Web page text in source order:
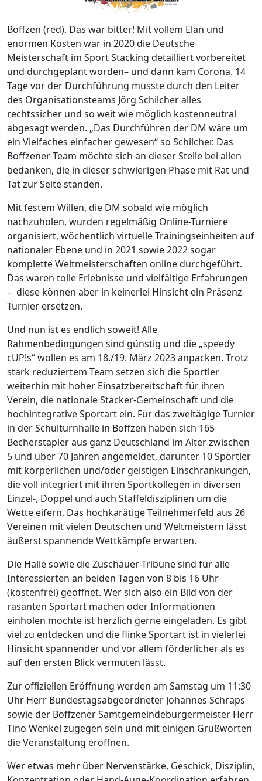
Boffzen (red). Das war bitter! Mit vollem Elan und
enormen Kosten war in 2020 die Deutsche
Meisterschaft im Sport Stacking detailliert vorbereitet
und durchgeplant worden– und dann kam Corona. 14
Tage vor der Durchführung musste durch den Leiter
des Organisationsteams Jörg Schilcher alles
rechtssicher und so weit wie möglich kostenneutral
abgesagt werden. „Das Durchführen der DM wäre um
ein Vielfaches einfacher gewesen“ so Schilcher. Das
Boffzener Team möchte sich an dieser Stelle bei allen
bedanken, die in dieser schwierigen Phase mit Rat und
Tat zur Seite standen.
Mit festem Willen, die DM sobald wie möglich
nachzuholen, wurden regelmäßig Online-Turniere
organisiert, wöchentlich virtuelle Trainingseinheiten auf
nationaler Ebene und in 2021 sowie 2022 sogar
komplette Weltmeisterschaften online durchgeführt.
Das waren tolle Erlebnisse und vielfältige Erfahrungen
– diese können aber in keinerlei Hinsicht ein Präsenz-
Turnier ersetzen.
Und nun ist es endlich soweit! Alle
Rahmenbedingungen sind günstig und die „speedy
cUP!s“ wollen es am 18./19. März 2023 anpacken. Trotz
stark reduziertem Team setzen sich die Sportler
weiterhin mit hoher Einsatzbereitschaft für ihren
Verein, die nationale Stacker-Gemeinschaft und die
hochintegrative Sportart ein. Für das zweitägige Turnier
in der Schulturnhalle in Boffzen haben sich 165
Becherstapler aus ganz Deutschland im Alter zwischen
5 und über 70 Jahren angemeldet, darunter 10 Sportler
mit körperlichen und/oder geistigen Einschränkungen,
die voll integriert mit ihren Sportkollegen in diversen
Einzel-, Doppel und auch Staffeldisziplinen um die
Wette eifern. Das hochkarätige Teilnehmerfeld aus 26
Vereinen mit vielen Deutschen und Weltmeistern lässt
äußerst spannende Wettkämpfe erwarten.
Die Halle sowie die Zuschauer-Tribüne sind für alle
Interessierten an beiden Tagen von 8 bis 16 Uhr
(kostenfrei) geöffnet. Wer sich also ein Bild von der
rasanten Sportart machen oder Informationen
einholen möchte ist herzlich gerne eingeladen. Es gibt
viel zu entdecken und die flinke Sportart ist in vielerlei
Hinsicht spannender und vor allem förderlicher als es
auf den ersten Blick vermuten lässt.
Zur offiziellen Eröffnung werden am Samstag um 11:30
Uhr Herr Bundestagsabgeordneter Johannes Schraps
sowie der Boffzener Samtgemeindebürgermeister Herr
Tino Wenkel zugegen sein und mit einigen Grußworten
die Veranstaltung eröffnen.
Wer etwas mehr über Nervenstärke, Geschick, Disziplin,